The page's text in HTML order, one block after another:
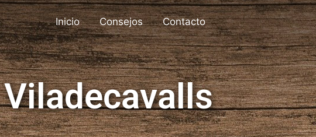
Inicio Consejos Contacto